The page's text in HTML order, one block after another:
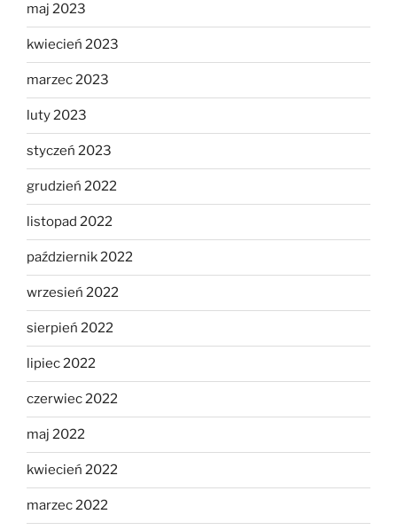
maj 2023
kwiecień 2023
marzec 2023
luty 2023
styczeń 2023
grudzień 2022
listopad 2022
październik 2022
wrzesień 2022
sierpień 2022
lipiec 2022
czerwiec 2022
maj 2022
kwiecień 2022
marzec 2022